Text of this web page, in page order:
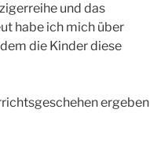
und das
habe ich mich über
die Kinder diese
ergeben